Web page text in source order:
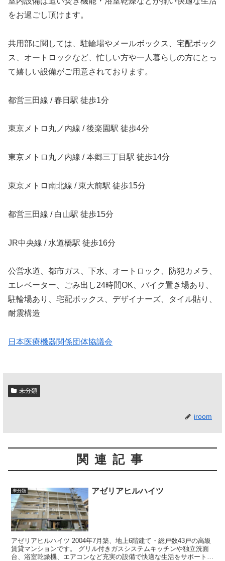
をお過ごし頂けます。
共用部に関しては、駐輪場やメールボックス、宅配ボック
ス、オートロックなど、忙しい方や一人暮らしの方にとっ
て嬉しい設備がご用意されております。
都営三田線 / 春日駅 徒歩1分
東京メトロ丸ノ内線 / 後楽園駅 徒歩4分
東京メトロ丸ノ内線 / 本郷三丁目駅 徒歩14分
東京メトロ南北線 / 東大前駅 徒歩15分
都営三田線 / 白山駅 徒歩15分
JR中央線 / 水道橋駅 徒歩16分
公営水道、都市ガス、下水、オートロック、防犯カメラ、
エレベーター、ごみ出し24時間OK、バイク置き場あり、
駐輪場あり、宅配ボックス、デザイナーズ、タイル貼り、
耐震構造
日本医療機器関係団体協議会
未分類
iroom
関連記事
未分類 アゼリアヒルハイツ
アゼリアヒルハイツ 2004年7月築、地上6階建て・総戸数43戸の高級
賃貸マンションです。 グリル付きガスシステムキッチンや独立洗面
台、浴室乾燥機、エアコンなど充実の設備で快適な生活をサポートし